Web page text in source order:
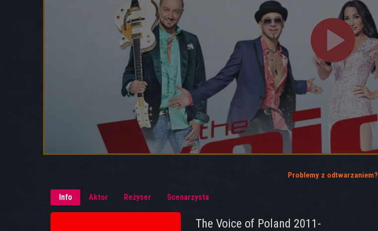
Problemy z odtwarzaniem?
Info Aktor Reżyser Scenarzysta
The Voice of Poland 2011-